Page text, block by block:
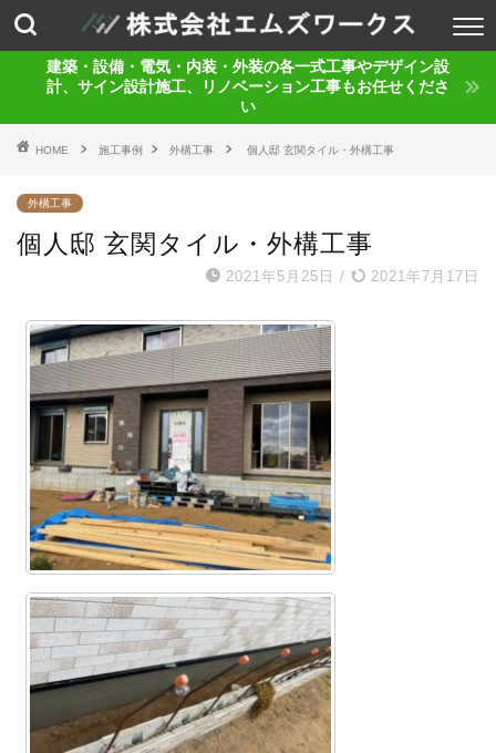
建築・設備・電気・内装・外装の各一式工事やデザイン設
計、サイン設計施工、リノベーション工事もお任せくださ
い
HOME 施工事例 外構工事 個人邸 玄関タイル・外構工事
外構工事
個人邸 玄関タイル・外構工事
2021年5月25日 / 2021年7月17日